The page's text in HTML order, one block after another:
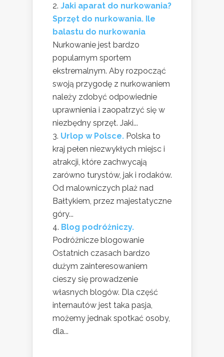
Jaki aparat do nurkowania?
Sprzęt do nurkowania. Ile
balastu do nurkowania
Nurkowanie jest bardzo
popularnym sportem
ekstremalnym. Aby rozpocząć
swoją przygodę z nurkowaniem
należy zdobyć odpowiednie
uprawnienia i zaopatrzyć się w
niezbędny sprzęt. Jaki...
Urlop w Polsce. Polska to
kraj pełen niezwykłych miejsc i
atrakcji, które zachwycają
zarówno turystów, jak i rodaków.
Od malowniczych plaż nad
Bałtykiem, przez majestatyczne
góry...
Blog podróżniczy.
Podróżnicze blogowanie
Ostatnich czasach bardzo
dużym zainteresowaniem
cieszy się prowadzenie
własnych blogów. Dla część
internautów jest taka pasja,
możemy jednak spotkać osoby,
dla...